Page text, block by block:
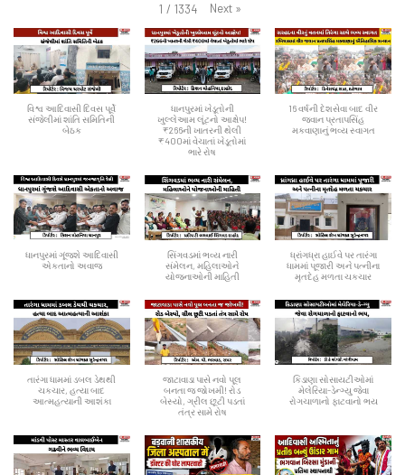
1 / 1334 Next »
વિશ્વ આદિવાસી દિવસ પૂર્વે
સંજેલીમાં શાંતિ સમિતિની
બેઠક
ધાનપુરમાં ખેડૂતોની
ખુલ્લેઆમ લૂંટનો આક્ષેપ!
₹266ની ખાતરની થેલી
₹400માં વેચાતાં ખેડૂતોમાં
ભારે રોષ
16 વર્ષની દેશસેવા બાદ વીર
જવાન પ્રતાપસિંહ
મકવાણાનું ભવ્ય સ્વાગત
ધાનપુરમાં ગૂંજશે આદિવાસી
એકતાનો અવાજ
સિંગવડમાં ભવ્ય નારી
સંમેલન, મહિલાઓને
યોજનાઓની માહિતી
ધ્રાંગધ્રા હાઈવે પર તારંગા
ધામમાં પૂજારી અને પત્નીના
મૃતદેહ મળતા ચકચાર
તારંગા ધામમાં ડબલ ડેથથી
ચકચાર, હત્યા બાદ
આત્મહત્યાની આશંકા
જાટાવાડા પાસે નવો પૂલ
બનતા જ જોખમી! રોડ
બેસ્યો, ગ્રીલ છૂટી પડતાં
તંત્ર સામે રોષ
કિડાણા સોસાયટીઓમાં
મેલેરિયા-ડેન્ગ્યુ જેવા
રોગચાળાનો ફાટવાનો ભય